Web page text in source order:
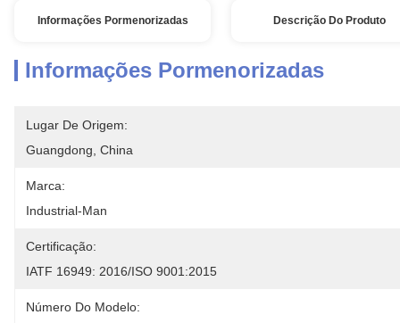
Informações Pormenorizadas Descrição Do Produto
Informações Pormenorizadas
Lugar De Origem:
Guangdong, China
Marca:
Industrial-Man
Certificação:
IATF 16949: 2016/ISO 9001:2015
Número Do Modelo: